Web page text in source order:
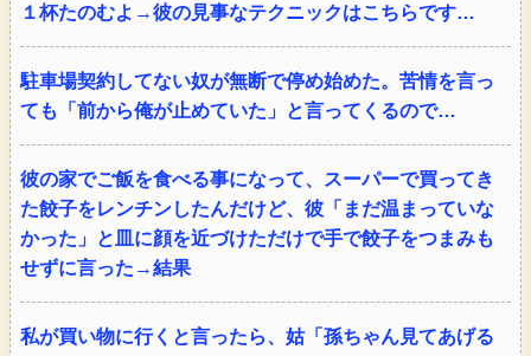
１杯たのむよ→彼の見事なテクニックはこちらです…
駐車場契約してない奴が無断で停め始めた。苦情を言っ
ても「前から俺が止めていた」と言ってくるので…
彼の家でご飯を食べる事になって、スーパーで買ってき
た餃子をレンチンしたんだけど、彼「まだ温まっていな
かった」と皿に顔を近づけただけで手で餃子をつまみも
せずに言った→結果
私が買い物に行くと言ったら、姑「孫ちゃん見てあげる